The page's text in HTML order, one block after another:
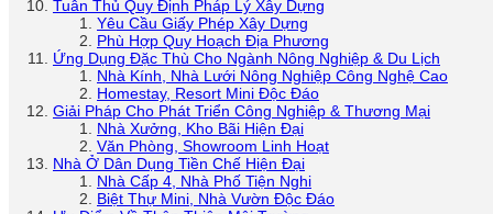
Tuân Thủ Quy Định Pháp Lý Xây Dựng
Yêu Cầu Giấy Phép Xây Dựng
Phù Hợp Quy Hoạch Địa Phương
Ứng Dụng Đặc Thù Cho Ngành Nông Nghiệp & Du Lịch
Nhà Kính, Nhà Lưới Nông Nghiệp Công Nghệ Cao
Homestay, Resort Mini Độc Đáo
Giải Pháp Cho Phát Triển Công Nghiệp & Thương Mại
Nhà Xưởng, Kho Bãi Hiện Đại
Văn Phòng, Showroom Linh Hoạt
Nhà Ở Dân Dụng Tiền Chế Hiện Đại
Nhà Cấp 4, Nhà Phố Tiện Nghi
Biệt Thự Mini, Nhà Vườn Độc Đáo